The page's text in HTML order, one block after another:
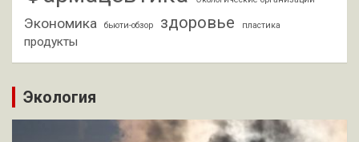
Экономика бьюти-обзор здоровье пластика
продукты
Экология